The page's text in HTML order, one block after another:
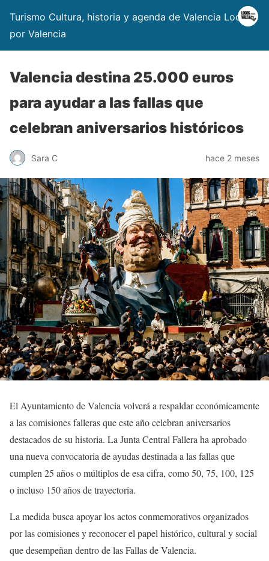
Turismo Cultura, historia y agenda de Valencia Locos
por Valencia
Valencia destina 25.000 euros
para ayudar a las fallas que
celebran aniversarios históricos
Sara C hace 2 meses
El Ayuntamiento de Valencia volverá a respaldar económicamente
a las comisiones falleras que este año celebran aniversarios
destacados de su historia. La Junta Central Fallera ha aprobado
una nueva convocatoria de ayudas destinada a las fallas que
cumplen 25 años o múltiplos de esa cifra, como 50, 75, 100, 125
o incluso 150 años de trayectoria.
La medida busca apoyar los actos conmemorativos organizados
por las comisiones y reconocer el papel histórico, cultural y social
que desempeñan dentro de las Fallas de Valencia.